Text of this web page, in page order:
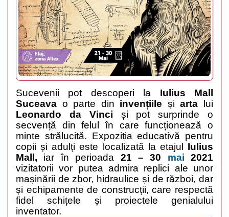
Sucevenii pot descoperi la Iulius Mall
Suceava o parte din invențiile șiarta lui
Leonardo da Vinci și pot surprinde o
secvență din felul în care funcționează o
minte strălucită. Expoziția educativă pentru
copii și adulți este localizată la etajul Iulius
Mall, iar în perioada 21 – 30 mai 2021
vizitatorii vor putea admira replici ale unor
mașinării de zbor, hidraulice și de război, dar
și echipamente de construcții, care respectă
fidel schițele și proiectele genialului
inventator.